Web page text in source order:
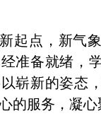
起点，新气
准备就绪，
崭新的姿态
的服务，凝